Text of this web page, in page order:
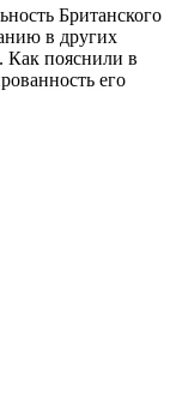
Британского
в других
Как пояснили в
его